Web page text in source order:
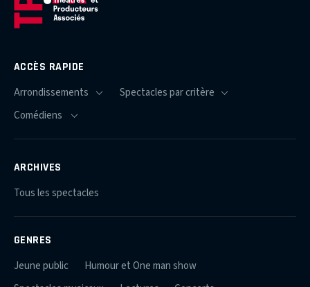
ACCÈS RAPIDE
ARCHIVES
Tous les spectacles
GENRES
Jeune public
Humour et One man show